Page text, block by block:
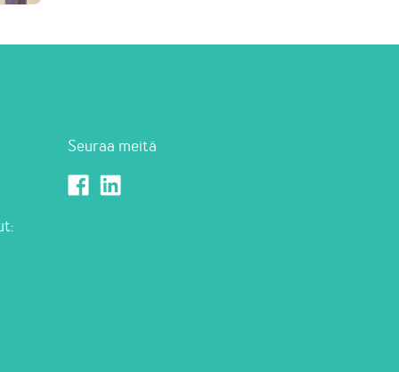
Seuraa meitä
Enkora Facebookissa
Enkora LinkedInissä